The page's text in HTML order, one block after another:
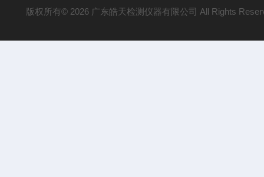
版权所有© 2026 广东皓天检测仪器有限公司 All Rights